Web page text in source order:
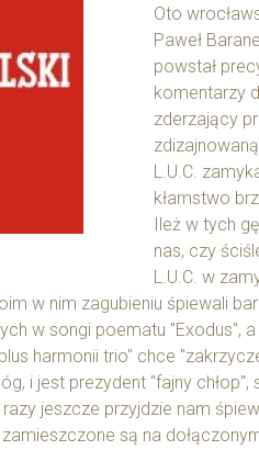
Oto
Paweł
powstał
komentarzy
zderzający
zdizajnowaną
L.U.C.
kłamstwo
Ileż w tych
nas, czy
L.U.C. w
w nim zagubieniu śpiewali
w songi poematu "Exodus",
harmonii trio" chce
i jest prezydent "fajny
jeszcze przyjdzie nam
są na